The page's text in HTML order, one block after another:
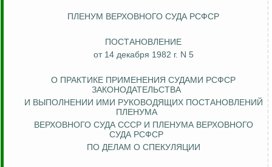
ПЛЕНУМ ВЕРХОВНОГО СУДА РСФСР
ПОСТАНОВЛЕНИЕ
от 14 декабря 1982 г. N 5
О ПРАКТИКЕ ПРИМЕНЕНИЯ СУДАМИ РСФСР
ЗАКОНОДАТЕЛЬСТВА
И ВЫПОЛНЕНИИ ИМИ РУКОВОДЯЩИХ ПОСТАНОВЛЕНИЙ
ПЛЕНУМА
ВЕРХОВНОГО СУДА СССР И ПЛЕНУМА ВЕРХОВНОГО
СУДА РСФСР
ПО ДЕЛАМ О СПЕКУЛЯЦИИ